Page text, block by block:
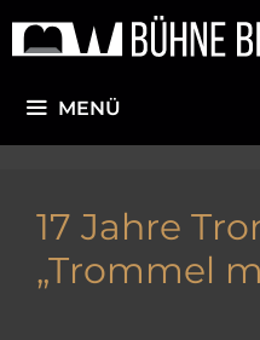
Zum
Inhalt
MENÜ
17 Jahre
„Trommel